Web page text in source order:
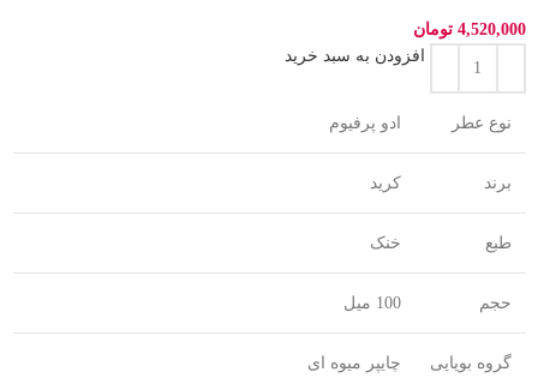
4,520,000 تومان
افزودن به سبد خرید
نوع عطر ادو پرفیوم
برند کرید
طبع خنک
حجم 100 میل
گروه بویایی چایپر میوه ای